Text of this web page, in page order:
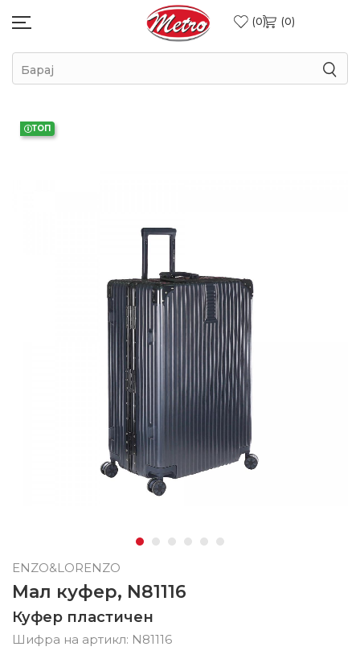
0 0
Барај
ТОП
ENZO&LORENZO
Мал куфер, N81116
Куфер пластичен
Шифра на артикл: N81116